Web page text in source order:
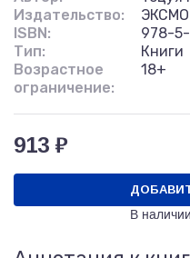
Издательство:
ЭКСМО
ISBN:
978-
Тип:
Книги
Возрастное
ограничение:
18+
913 ₽
В